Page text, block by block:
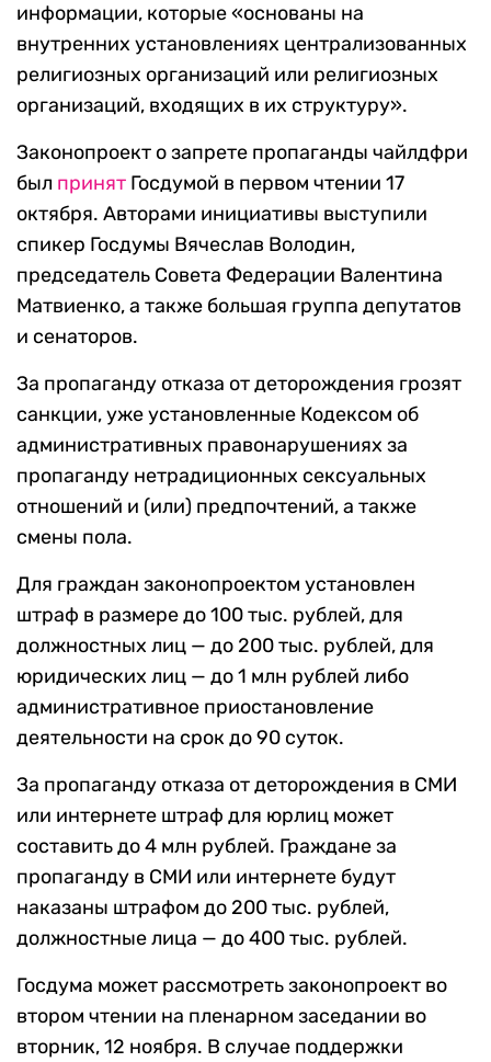
информации, которые «основаны на
внутренних установлениях централизованных
религиозных организаций или религиозных
организаций, входящих в их структуру».
Законопроект о запрете пропаганды чайлдфри
был принят Госдумой в первом чтении 17
октября. Авторами инициативы выступили
спикер Госдумы Вячеслав Володин,
председатель Совета Федерации Валентина
Матвиенко, а также большая группа депутатов
и сенаторов.
За пропаганду отказа от деторождения грозят
санкции, уже установленные Кодексом об
административных правонарушениях за
пропаганду нетрадиционных сексуальных
отношений и (или) предпочтений, а также
смены пола.
Для граждан законопроектом установлен
штраф в размере до 100 тыс. рублей, для
должностных лиц — до 200 тыс. рублей, для
юридических лиц — до 1 млн рублей либо
административное приостановление
деятельности на срок до 90 суток.
За пропаганду отказа от деторождения в СМИ
или интернете штраф для юрлиц может
составить до 4 млн рублей. Граждане за
пропаганду в СМИ или интернете будут
наказаны штрафом до 200 тыс. рублей,
должностные лица — до 400 тыс. рублей.
Госдума может рассмотреть законопроект во
втором чтении на пленарном заседании во
вторник, 12 ноября. В случае поддержки